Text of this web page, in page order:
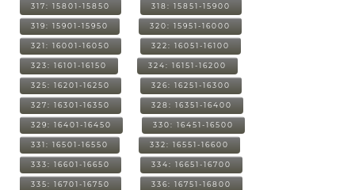
317: 15801-15850 318: 15851-15900
319: 15901-15950 320: 15951-16000
321: 16001-16050 322: 16051-16100
323: 16101-16150 324: 16151-16200
325: 16201-16250 326: 16251-16300
327: 16301-16350 328: 16351-16400
329: 16401-16450 330: 16451-16500
331: 16501-16550 332: 16551-16600
333: 16601-16650 334: 16651-16700
335: 16701-16750 336: 16751-16800